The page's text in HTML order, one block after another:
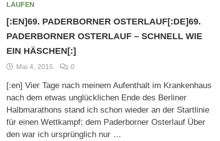
LAUFEN
[:EN]69. PADERBORNER OSTERLAUF[:DE]69.
PADERBORNER OSTERLAUF – SCHNELL WIE
EIN HÄSCHEN[:]
Mai 4, 2015 0
[:en] Vier Tage nach meinem Aufenthalt im Krankenhaus
nach dem etwas unglücklichen Ende des Berliner
Halbmarathons stand ich schon wieder an der Startlinie
für einen Wettkampf: dem Paderborner Osterlauf Über
den war ich ursprünglich nur …